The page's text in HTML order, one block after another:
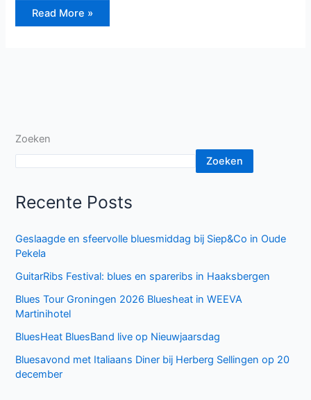
c itt
Read More »
Zoeken
Zoeken
Recente Posts
Geslaagde en sfeervolle bluesmiddag bij Siep&Co in Oude
Pekela
GuitarRibs Festival: blues en spareribs in Haaksbergen
Blues Tour Groningen 2026 Bluesheat in WEEVA
Martinihotel
BluesHeat BluesBand live op Nieuwjaarsdag
Bluesavond met Italiaans Diner bij Herberg Sellingen op 20
december